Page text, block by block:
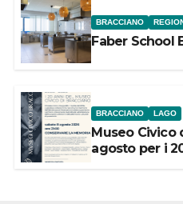
BRACCIANO
Faber School
BRACCIANO LAGO
Museo Civico
agosto per i